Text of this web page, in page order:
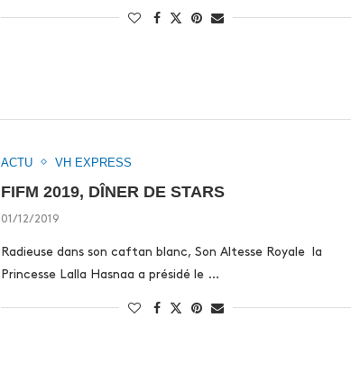
ACTU VH EXPRESS
FIFM 2019, DÎNER DE STARS
01/12/2019
Radieuse dans son caftan blanc, Son Altesse Royale la
Princesse Lalla Hasnaa a présidé le …